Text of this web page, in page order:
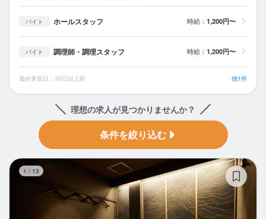
バイト ホールスタッフ 時給： 1,200円〜
バイト 調理師・調理スタッフ 時給： 1,200円〜
最終更新日：30日以上前 他1件
理想の求人が見つかりませんか？
条件を絞り込む
1 / 13